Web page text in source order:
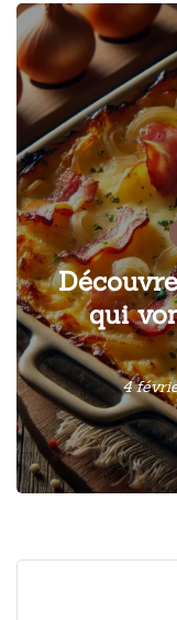
qui
4